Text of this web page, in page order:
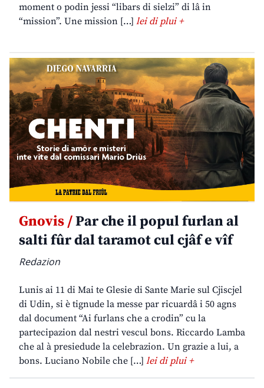
moment o podin jessi “libars di sielzi” di lâ in
“mission”. Une mission […] lei di plui +
Gnovis /Par che il popul furlan al
salti fûr dal taramot cul cjâf e vîf
Redazion
Lunis ai 11 di Mai te Glesie di Sante Marie sul Cjiscjel
di Udin, si è tignude la messe par ricuardâ i 50 agns
dal document “Ai furlans che a crodin” cu la
partecipazion dal nestri vescul bons. Riccardo Lamba
che al à presiedude la celebrazion. Un grazie a lui, a
bons. Luciano Nobile che […] lei di plui +